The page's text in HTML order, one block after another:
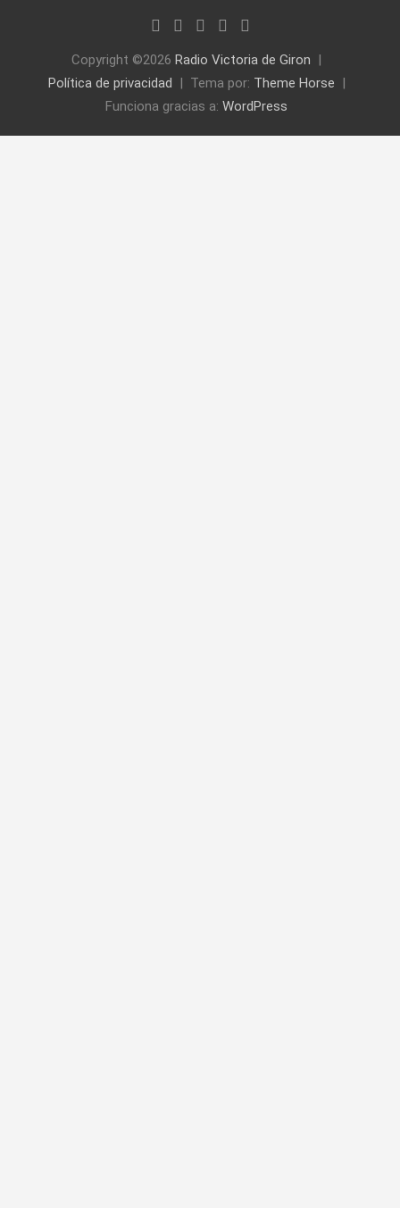
Copyright ©2026 Radio Victoria de Giron
Política de privacidad
Tema por: Theme Horse
Funciona gracias a: WordPress